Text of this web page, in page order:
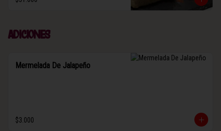
Adiciones
Mermelada De Jalapeño
$3.000